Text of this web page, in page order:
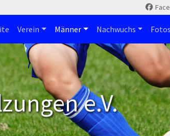
Verein Männer Nachwuchs Fotos
e.V.